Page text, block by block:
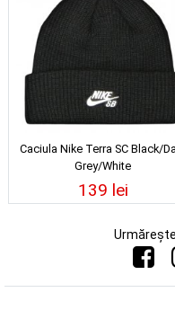
Caciula Nike Terra SC Black/
Grey/White
139 lei